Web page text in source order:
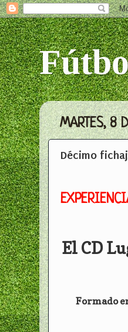
MARTES, 8
Décimo
El CD
Formado